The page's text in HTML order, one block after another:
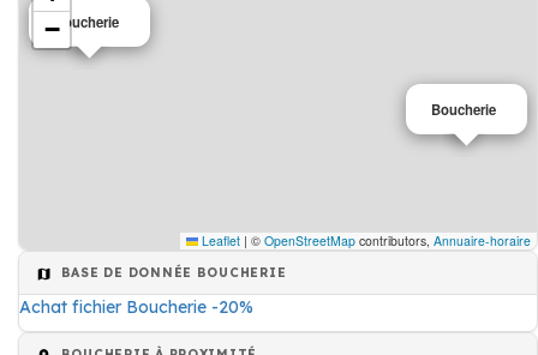
Boucherie
Boucherie
−
Leaflet | © OpenStreetMap contributors, Annuaire-horaire
BASE DE DONNÉE BOUCHERIE
Achat fichier Boucherie -20%